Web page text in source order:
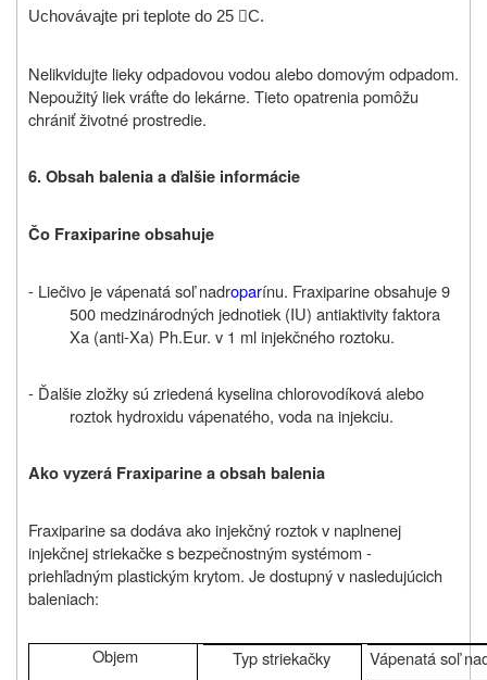
Uchovávajte pri teplote do 25 C.
Nelikvidujte lieky odpadovou vodou alebo domovým odpadom.
Nepoužitý liek vráťte do lekárne. Tieto opatrenia pomôžu
chrániť životné prostredie.
6. Obsah balenia a ďalšie informácie
Čo Fraxiparine obsahuje
- Liečivo je vápenatá soľ nadroparínu. Fraxiparine obsahuje 9
500 medzinárodných jednotiek (IU) antiaktivity faktora
Xa (anti-Xa) Ph.Eur. v 1 ml injekčného roztoku.
- Ďalšie zložky sú zriedená kyselina chlorovodíková alebo
roztok hydroxidu vápenatého, voda na injekciu.
Ako vyzerá Fraxiparine a obsah balenia
Fraxiparine sa dodáva ako injekčný roztok v naplnenej
injekčnej striekačke s bezpečnostným systémom ‑
priehľadným plastickým krytom. Je dostupný v nasledujúcich
baleniach:
Objem
Typ striekačky Vápenatá soľ